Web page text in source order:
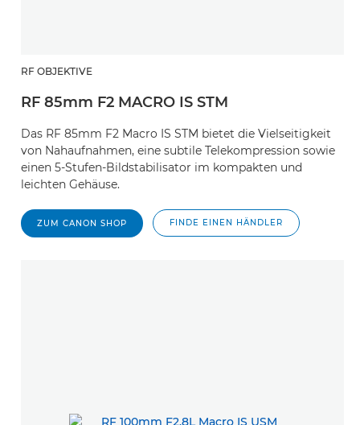
RF OBJEKTIVE
RF 85mm F2 MACRO IS STM
Das RF 85mm F2 Macro IS STM bietet die Vielseitigkeit
von Nahaufnahmen, eine subtile Telekompression sowie
einen 5-Stufen-Bildstabilisator im kompakten und
leichten Gehäuse.
ZUM CANON SHOP FINDE EINEN HÄNDLER